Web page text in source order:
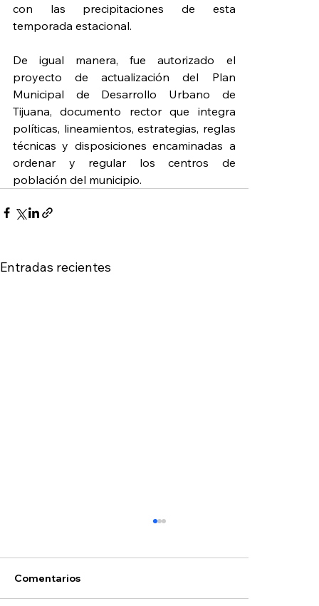
con las precipitaciones de esta
temporada estacional.
De igual manera, fue autorizado el
proyecto de actualización del Plan
Municipal de Desarrollo Urbano de
Tijuana, documento rector que integra
políticas, lineamientos, estrategias, reglas
técnicas y disposiciones encaminadas a
ordenar y regular los centros de
población del municipio.
Entradas recientes
Comentarios